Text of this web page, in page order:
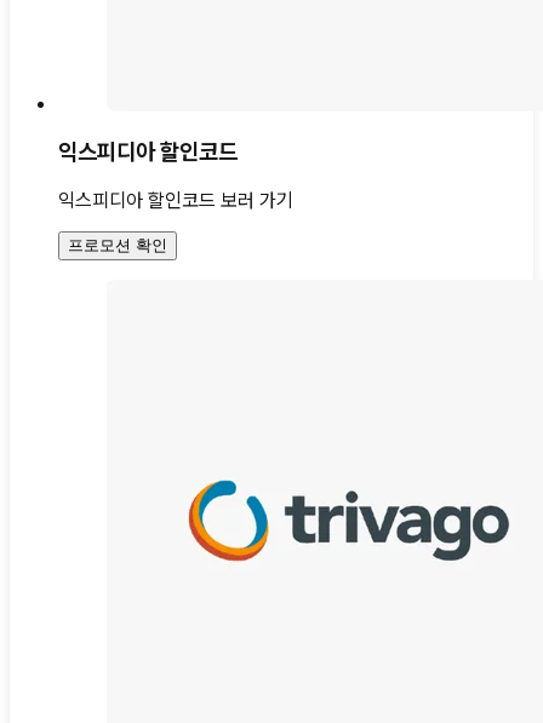
익스피디아 할인코드
익스피디아 할인코드 보러 가기
프로모션 확인